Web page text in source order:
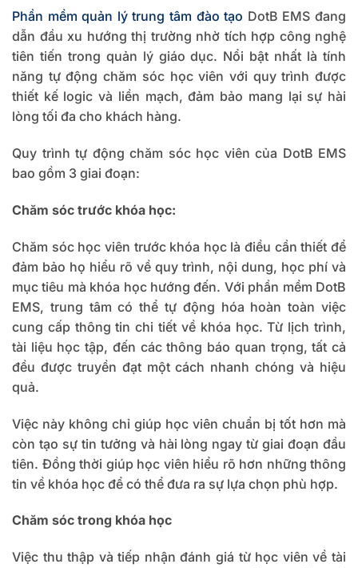
Phần mềm quản lý trung tâm đào tạo DotB EMS đang
dẫn đầu xu hướng thị trường nhờ tích hợp công nghệ
tiên tiến trong quản lý giáo dục. Nổi bật nhất là tính
năng tự động chăm sóc học viên với quy trình được
thiết kế logic và liền mạch, đảm bảo mang lại sự hài
lòng tối đa cho khách hàng.
Quy trình tự động chăm sóc học viên của DotB EMS
bao gồm 3 giai đoạn:
Chăm sóc trước khóa học:
Chăm sóc học viên trước khóa học là điều cần thiết để
đảm bảo họ hiểu rõ về quy trình, nội dung, học phí và
mục tiêu mà khóa học hướng đến. Với phần mềm DotB
EMS, trung tâm có thể tự động hóa hoàn toàn việc
cung cấp thông tin chi tiết về khóa học. Từ lịch trình,
tài liệu học tập, đến các thông báo quan trọng, tất cả
đều được truyền đạt một cách nhanh chóng và hiệu
quả.
Việc này không chỉ giúp học viên chuẩn bị tốt hơn mà
còn tạo sự tin tưởng và hài lòng ngay từ giai đoạn đầu
tiên. Đồng thời giúp học viên hiểu rõ hơn những thông
tin về khóa học để có thể đưa ra sự lựa chọn phù hợp.
Chăm sóc trong khóa học
Việc thu thập và tiếp nhận đánh giá từ học viên về tài